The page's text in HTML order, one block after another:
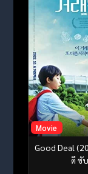
Movie
Good Deal
ดี ซั